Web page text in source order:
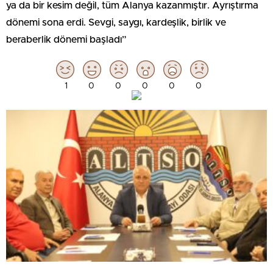
ya da bir kesim değil, tüm Alanya kazanmıştır. Ayrıştırma
dönemi sona erdi. Sevgi, saygı, kardeşlik, birlik ve
beraberlik dönemi başladı”
1 0 0 0 0 0